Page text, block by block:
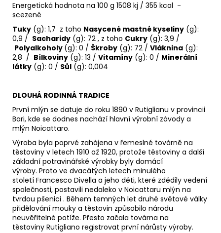
Energetická hodnota na 100 g 1508 kj / 355 kcal -
scezené
Tuky (g): 1,7 z toho Nasycené mastné kyseliny (g):
0,9 / Sacharidy (g): 72 , z toho Cukry (g): 3,9 /
Polyalkoholy (g): 0 / Škroby (g): 72 / Vláknina (g):
2,8 / Bílkoviny (g): 13 / Vitamíny (g): 0 / Minerální
látky (g): 0 / Sůl (g): 0,004
DLOUHÁ RODINNÁ TRADICE
První mlýn se datuje do roku 1890 v Rutiglianu v provincii
Bari, kde se dodnes nachází hlavní výrobní závody a
mlýn Noicattaro.
Výroba byla poprvé zahájena v řemeslné továrně na
těstoviny v letech 1910 až 1920, protože těstoviny a další
základní potravinářské výrobky byly domácí
výroby. Proto ve dvacátých letech minulého
století Francesco Divella a jeho děti, které zdědily vedení
společnosti, postavili nedaleko v Noicattaru mlýn na
tvrdou pšenici . Během temných let druhé světové války
přidělování mouky a těstovin způsobilo národu
neuvěřitelné potíže. Přesto začala továrna na
těstoviny Rutigliano registrovat první nárůsty výroby.